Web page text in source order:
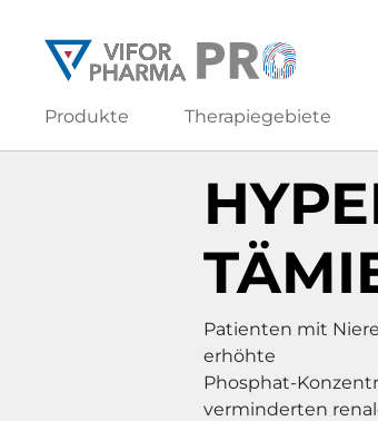
Produkte Therapiegebiete
Patienten mit
erhöhte
Phosphat-
verminderten